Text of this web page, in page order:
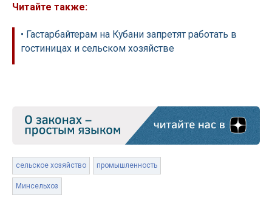
Читайте также:
• Гастарбайтерам на Кубани запретят работать в
гостиницах и сельском хозяйстве
сельское хозяйство промышленность
Минсельхоз